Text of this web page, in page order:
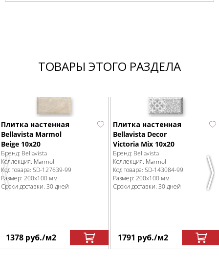
ТОВАРЫ ЭТОГО РАЗДЕЛА
Previous
Плитка настенная
Bellavista Marmol
Beige 10x20
Бренд: Bellavista
Коллекция: Marmol
Код товара: SD-127639-99
Размер: 200x100 мм
Сроки доставки: 30 дней
1378 руб./м2
Плитка настенная
Bellavista Decor
Victoria Mix 10x20
Бренд: Bellavista
Коллекция: Marmol
Код товара: SD-143084-99
Размер: 200x100 мм
Сроки доставки: 30 дней
1791 руб./м2